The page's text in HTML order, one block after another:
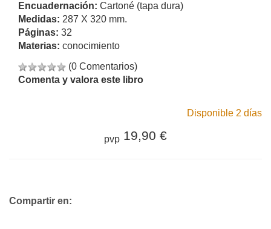
Encuadernación: Cartoné (tapa dura)
Medidas: 287 X 320 mm.
Páginas: 32
Materias: conocimiento
(0 Comentarios)
Comenta y valora este libro
Disponible 2 días
pvp 19,90 €
Compartir en: